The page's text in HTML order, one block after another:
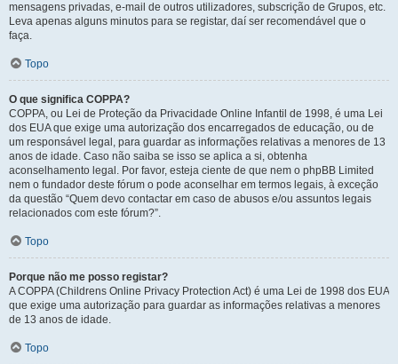
mensagens privadas, e-mail de outros utilizadores, subscrição de Grupos, etc.
Leva apenas alguns minutos para se registar, daí ser recomendável que o
faça.
Topo
O que significa COPPA?
COPPA, ou Lei de Proteção da Privacidade Online Infantil de 1998, é uma Lei
dos EUA que exige uma autorização dos encarregados de educação, ou de
um responsável legal, para guardar as informações relativas a menores de 13
anos de idade. Caso não saiba se isso se aplica a si, obtenha
aconselhamento legal. Por favor, esteja ciente de que nem o phpBB Limited
nem o fundador deste fórum o pode aconselhar em termos legais, à exceção
da questão “Quem devo contactar em caso de abusos e/ou assuntos legais
relacionados com este fórum?”.
Topo
Porque não me posso registar?
A COPPA (Childrens Online Privacy Protection Act) é uma Lei de 1998 dos EUA
que exige uma autorização para guardar as informações relativas a menores
de 13 anos de idade.
Topo